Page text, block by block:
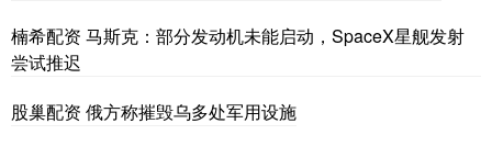
楠希配资 马斯克：部分发动机未能启动，SpaceX星舰发射
尝试推迟
股巢配资 俄方称摧毁乌多处军用设施